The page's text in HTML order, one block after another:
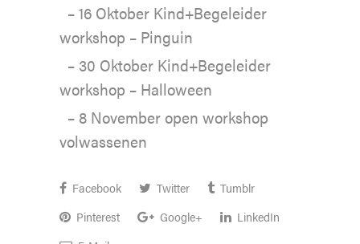
– 16 Oktober Kind+Begeleider
workshop – Pinguin
– 30 Oktober Kind+Begeleider
workshop – Halloween
– 8 November open workshop
volwassenen
Facebook Twitter
Tumblr
Pinterest
Google+
LinkedIn